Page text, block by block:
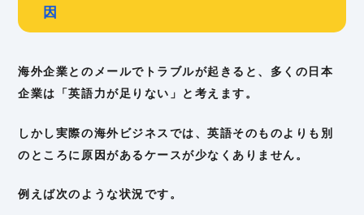
因
海外企業とのメールでトラブルが起きると、多くの日本
企業は「英語力が足りない」と考えます。
しかし実際の海外ビジネスでは、英語そのものよりも別
のところに原因があるケースが少なくありません。
例えば次のような状況です。